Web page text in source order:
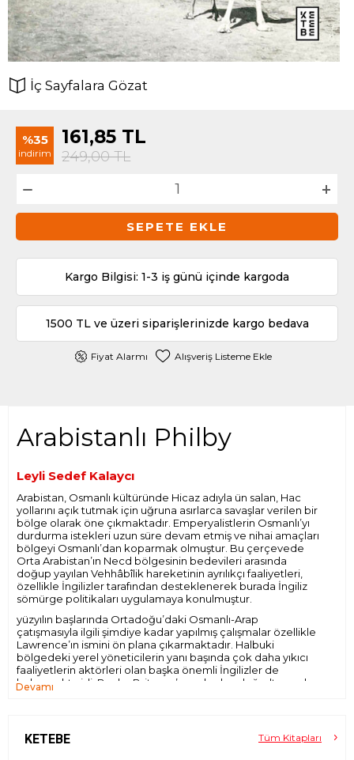
İç Sayfalara Gözat
%35
indirim
161,85 TL
249,00TL
SEPETE EKLE
Kargo Bilgisi: 1-3 iş günü içinde kargoda
1500 TL ve üzeri siparişlerinizde kargo bedava
Fiyat Alarmı Alışveriş Listeme Ekle
Arabistanlı Philby
Leyli Sedef Kalaycı
Arabistan, Osmanlı kültüründe Hicaz adıyla ün salan, Hac
yollarını açık tutmak için uğruna asırlarca savaşlar verilen bir
bölge olarak öne çıkmaktadır. Emperyalistlerin Osmanlı’yı
durdurma istekleri uzun süre devam etmiş ve nihai amaçları
bölgeyi Osmanlı’dan koparmak olmuştur. Bu çerçevede
Orta Arabistan’ın Necd bölgesinin bedevileri arasında
doğup yayılan Vehhâbîlik hareketinin ayrılıkçı faaliyetleri,
özellikle İngilizler tarafından desteklenerek burada İngiliz
sömürge politikaları uygulamaya konulmuştur.
yüzyılın başlarında Ortadoğu’daki Osmanlı-Arap
çatışmasıyla ilgili şimdiye kadar yapılmış çalışmalar özellikle
Lawrence’ın ismini ön plana çıkarmaktadır. Halbuki
bölgedeki yerel yöneticilerin yanı başında çok daha yıkıcı
faaliyetlerin aktörleri olan başka önemli İngilizler de
bulunmakta idi. Bunlar Britanya’nın çıkarları doğrultusunda
Elinizdeki bu çalışma, Arabistan’da, bazen seyyah, siyaset
adamı, ajan, tüccar ve bazen devletin en üst yetkilisi, yüksek
Devamı
KETEBE Tüm Kitapları